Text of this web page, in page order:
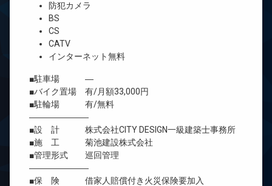
防犯カメラ
BS
CS
CATV
インターネット無料
■駐車場 ―
■バイク置場 有/月額33,000円
■駐輪場 有/無料
―――――――
■設 計 株式会社CITY DESIGN一級建築士事務所
■施 工 菊池建設株式会社
■管理形式 巡回管理
―――――――
■保 険 借家人賠償付き火災保険要加入